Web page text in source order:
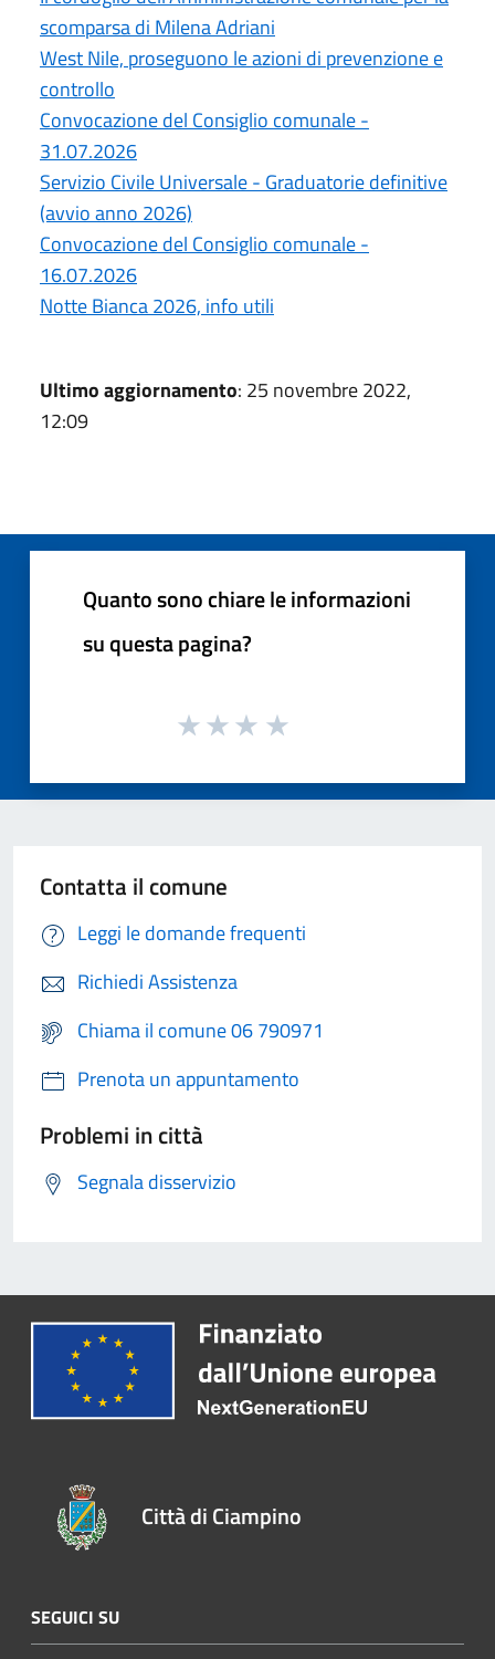
scomparsa di Milena Adriani
West Nile, proseguono le azioni di prevenzione e
controllo
Convocazione del Consiglio comunale -
31.07.2026
Servizio Civile Universale - Graduatorie definitive
(avvio anno 2026)
Convocazione del Consiglio comunale -
16.07.2026
Notte Bianca 2026, info utili
Ultimo aggiornamento: 25 novembre 2022,
12:09
Quanto sono chiare le informazioni
su questa pagina?
Contatta il comune
Leggi le domande frequenti
Richiedi Assistenza
Chiama il comune 06 790971
Prenota un appuntamento
Problemi in città
Segnala disservizio
Città di Ciampino
SEGUICI SU